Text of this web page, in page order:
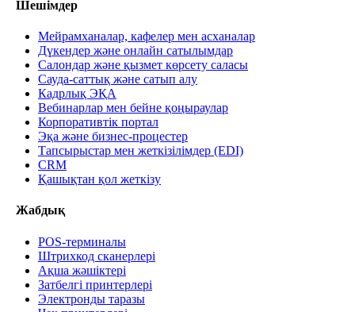
Шешімдер
Мейрамханалар, кафелер мен асханалар
Дүкендер және онлайн сатылымдар
Салондар және қызмет көрсету саласы
Сауда-саттық және сатып алу
Кадрлық ЭҚА
Вебинарлар мен бейне қоңыраулар
Корпоративтік портал
Эқа және бизнес-процестер
Тапсырыстар мен жеткізілімдер (EDI)
CRM
Қашықтан қол жеткізу
Жабдық
POS-терминалы
Штрихкод сканерлері
Ақша жәшіктері
Затбелгі принтерлері
Электронды таразы